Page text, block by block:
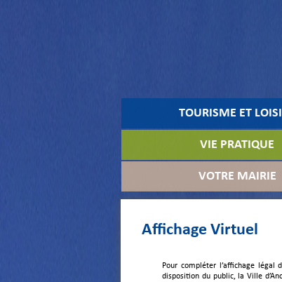
TOURISME ET
VIE PRATIQUE
VOTRE MAIRIE
Affichage Virtuel
Pour compléter l’affichage
disposition du public, la Ville